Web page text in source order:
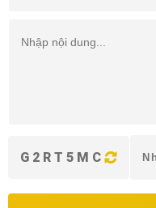
G2RT5MC